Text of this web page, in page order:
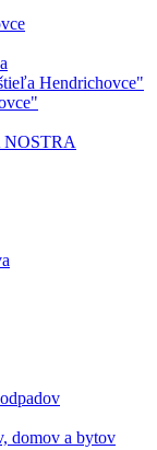
Hendrichovce"
domov a bytov